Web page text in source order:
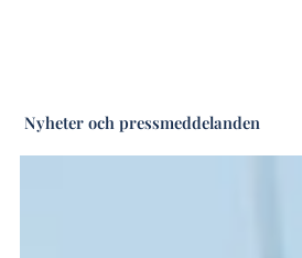
Nyheter och pressmeddelanden